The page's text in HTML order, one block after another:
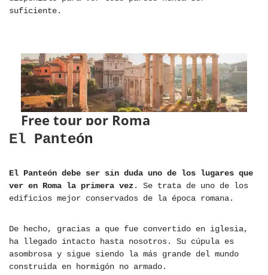
suficiente.
El Panteón
El Panteón debe ser sin duda uno de los lugares que
ver en Roma la primera vez. Se trata de uno de los
edificios mejor conservados de la época romana.
De hecho, gracias a que fue convertido en iglesia,
ha llegado intacto hasta nosotros. Su cúpula es
asombrosa y sigue siendo la más grande del mundo
construida en hormigón no armado.